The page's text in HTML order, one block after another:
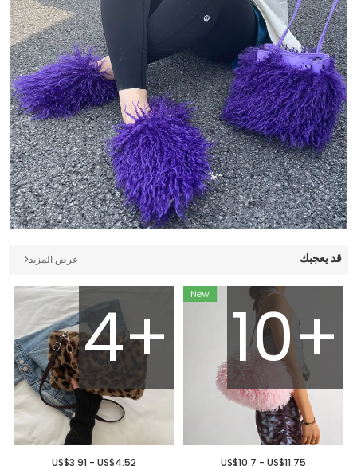
قد يعجبك عرض المزيد
10+
US$10.7 - US$11.75
4+
US$3.91 - US$4.52